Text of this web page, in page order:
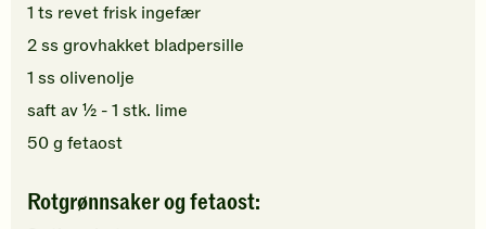
1 ts revetfrisk ingefær
2ss grovhakket bladpersille
1 ss olivenolje
saft av ½ -1 stk. lime
50g fetaost
Rotgrønnsaker og fetaost: